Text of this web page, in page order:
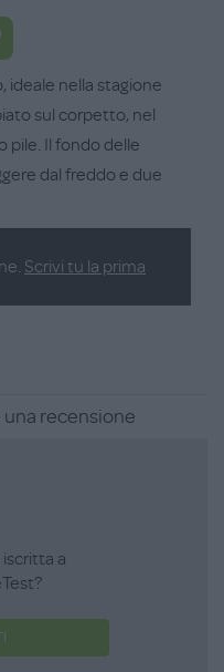
ideale nella stagione
sul corpetto, nel
pile. Il fondo delle
dal freddo e due
6 anni ha dettaglio di
anni. Disponibile nelle
Scrivi tu la prima
recensione
a